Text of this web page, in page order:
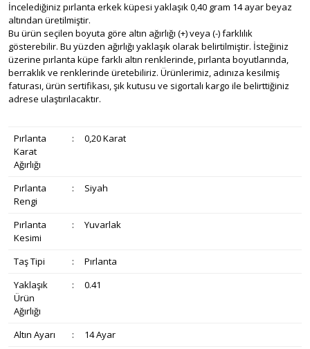
İncelediğiniz pırlanta erkek küpesi yaklaşık 0,40 gram 14 ayar beyaz
altından üretilmiştir.
Bu ürün seçilen boyuta göre altın ağırlığı (+) veya (-) farklılık
gösterebilir. Bu yüzden ağırlığı yaklaşık olarak belirtilmiştir. İsteğiniz
üzerine pırlanta küpe farklı altın renklerinde, pırlanta boyutlarında,
berraklık ve renklerinde üretebiliriz. Ürünlerimiz, adınıza kesilmiş
faturası, ürün sertifikası, şık kutusu ve sigortalı kargo ile belirttiğiniz
adrese ulaştırılacaktır.
Pırlanta
Karat
Ağırlığı
: 0,20 Karat
Pırlanta
Rengi
: Siyah
Pırlanta
Kesimi
: Yuvarlak
Taş Tipi :
Pırlanta
Yaklaşık
Ürün
Ağırlığı
: 0.41
Altın Ayarı :
14 Ayar